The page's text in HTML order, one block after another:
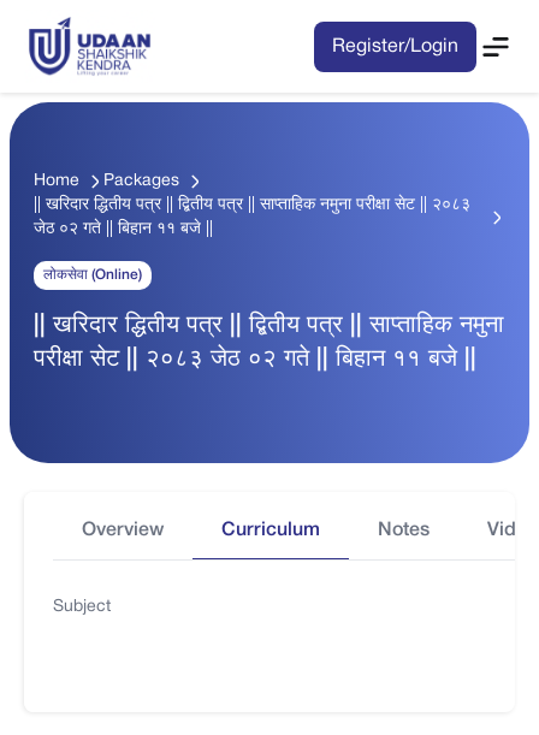
Register/Login
Home
Packages
|| खरिदार द्धितीय पत्र || द्बितीय पत्र || साप्ताहिक नमुना परीक्षा सेट || २०८३
जेठ ०२ गते || बिहान ११ बजे ||
लोकसेवा (Online)
|| खरिदार द्धितीय पत्र || द्बितीय पत्र || साप्ताहिक नमुना
परीक्षा सेट || २०८३ जेठ ०२ गते || बिहान ११ बजे ||
Overview Curriculum Notes
Subject